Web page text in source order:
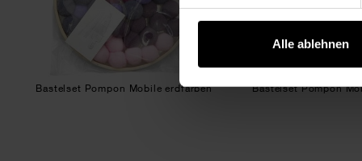
Alle ablehnen
Bastelset Pompon Mobile erdfarben Bastelset Pompon